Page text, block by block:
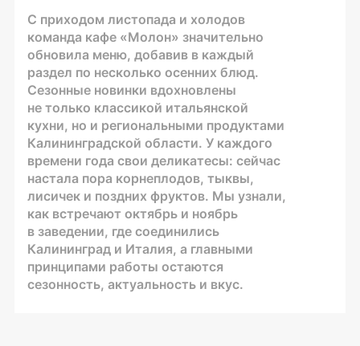
С приходом листопада и холодов
команда кафе «Молон» значительно
обновила меню, добавив в каждый
раздел по несколько осенних блюд.
Сезонные новинки вдохновлены
не только классикой итальянской
кухни, но и региональными продуктами
Калининградской области. У каждого
времени года свои деликатесы: сейчас
настала пора корнеплодов, тыквы,
лисичек и поздних фруктов. Мы узнали,
как встречают октябрь и ноябрь
в заведении, где соединились
Калининград и Италия, а главными
принципами работы остаются
сезонность, актуальность и вкус.